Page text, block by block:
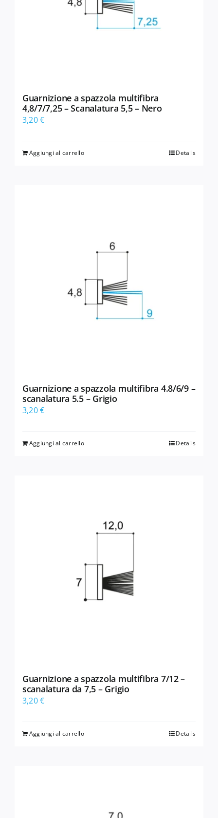
Guarnizione a spazzola multifibra
4,8/7/7,25 – Scanalatura 5,5 – Nero
3,20€
Aggiungi al carrello Details
Guarnizione a spazzola multifibra 4.8/6/9 –
scanalatura 5.5 – Grigio
3,20€
Aggiungi al carrello Details
Guarnizione a spazzola multifibra 7/12 –
scanalatura da 7,5 – Grigio
3,20€
Aggiungi al carrello Details